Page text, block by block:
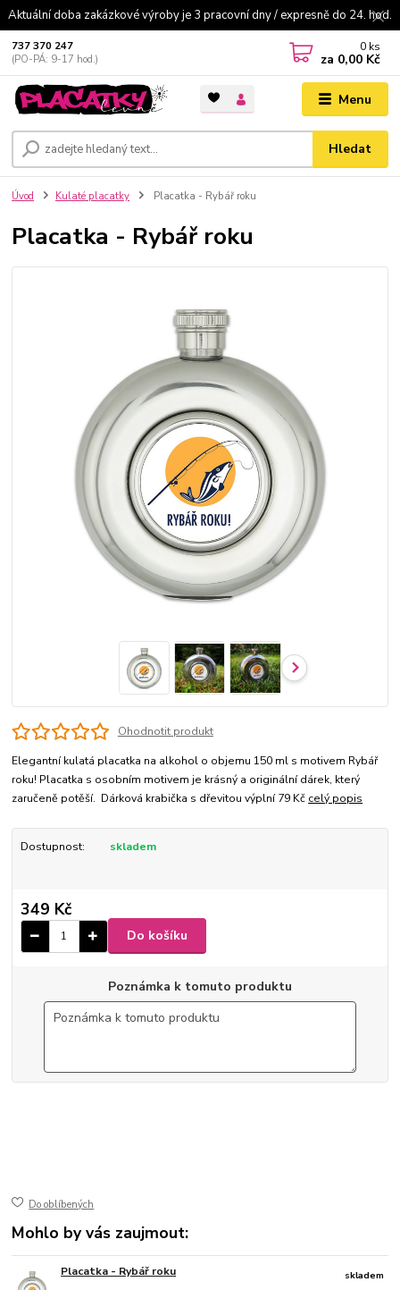
Aktuální doba zakázkové výroby je 3 pracovní dny / expresně do 24. hod.
Menu
Hledat
737 370 247
(PO-PÁ: 9-17 hod.)
0 ks
za 0,00 Kč
Úvod Kulaté placatky Placatka - Rybář roku
Placatka - Rybář roku
Ohodnotit produkt
Elegantní kulatá placatka na alkohol o objemu 150 ml s motivem Rybář
roku! Placatka s osobním motivem je krásný a originální dárek, který
zaručeně potěší. Dárková krabička s dřevitou výplní 79 Kč celý popis
Dostupnost: skladem
349 Kč
Do košíku
Poznámka k tomuto produktu
Do oblíbených
Mohlo by vás zaujmout:
Placatka - Rybář roku
skladem